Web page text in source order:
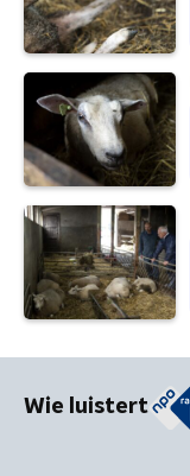
Wie luistert